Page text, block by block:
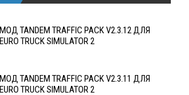
МОД TANDEM TRAFFIC PACK V2.3.12 ДЛЯ
EURO TRUCK SIMULATOR 2
МОД TANDEM TRAFFIC PACK V2.3.11 ДЛЯ
EURO TRUCK SIMULATOR 2